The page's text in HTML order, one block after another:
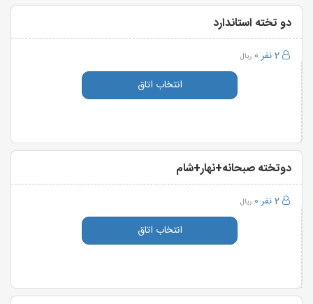
دو تخته استاندارد
2 نفر 0 ریال
انتخاب اتاق
دوتخته صبحانه+نهار+شام
2 نفر 0 ریال
انتخاب اتاق